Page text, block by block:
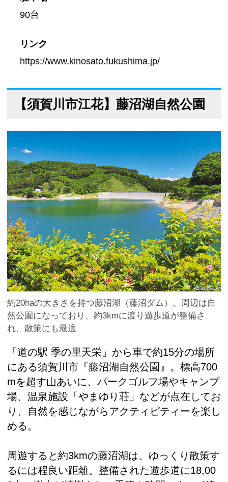
90台
リンク
https://www.kinosato.fukushima.jp/
【須賀川市江花】藤沼湖自然公園
約20haの大きさを持つ藤沼湖（藤沼ダム）。周辺は自
然公園になっており、約3kmに渡り遊歩道が整備さ
れ、散策にも最適
「道の駅 季の里天栄」から車で約15分の場所
にある須賀川市『藤沼湖自然公園』。標高700
mを超す山あいに、パークゴルフ場やキャンプ
場、温泉施設「やまゆり荘」などが点在してお
り、自然を感じながらアクティビティーを楽し
める。
周遊すると約3kmの藤沼湖は、ゆっくり散策す
るには程良い距離。整備された遊歩道に18,00